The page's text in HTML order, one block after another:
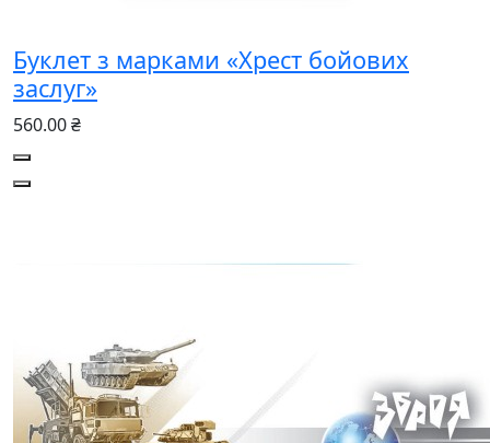
Буклет з марками «Хрест бойових
заслуг»
560.00 ₴